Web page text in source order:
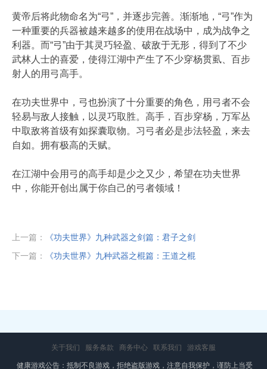
黄帝后将此物命名为“弓”，并逐步完善。渐渐地，“弓”作为
一种重要的兵器被越来越多的使用在战场中，成为战争之
利器。而“弓”由于其灵巧轻盈、破敌于无形，得到了不少
武林人士的喜爱，使得江湖中产生了不少穿杨贯虱、百步
射人的用弓高手。
在功夫世界中，弓也扮演了十分重要的角色，用弓者不会
轻易与敌人接触，以灵巧取胜。高手，百步穿杨，万军丛
中取敌将首级有如探囊取物。习弓者必是步法轻盈，来去
自如。拥有极高的天赋。
在江湖中会用弓的高手却是少之又少，希望在功夫世界
中，你能开创出属于你自己的弓者领域！
上一篇：
《功夫世界》九种武器之剑篇：君子之剑
下一篇：
《功夫世界》九种武器之棍篇：王道之棍
关于我们 服务条款 商务中心 联系我们 游戏客服
健康游戏公告：抵制不良游戏，拒绝盗版游戏，注意自我保护，谨防上当受